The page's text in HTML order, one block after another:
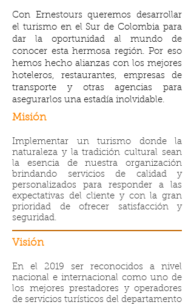
Con Ernestours queremos desarrollar
el turismo en el Sur de Colombia para
dar la oportunidad al mundo de
conocer esta hermosa región. Por eso
hemos hecho alianzas con los mejores
hoteleros, restaurantes, empresas de
transporte y otras agencias para
asegurarlos una estadía inolvidable.
Misión
Implementar un turismo donde la
naturaleza y la tradición cultural sean
la esencia de nuestra organización
brindando servicios de calidad y
personalizados para responder a las
expectativas del cliente y con la gran
prioridad de ofrecer satisfacción y
seguridad.
Visión
En el 2019 ser reconocidos a nivel
nacional e internacional como uno de
los mejores prestadores y operadores
de servicios turísticos del departamento